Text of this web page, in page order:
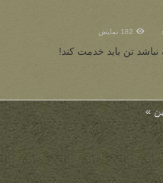
182 نمایش
تن باید خدمت کند!
»